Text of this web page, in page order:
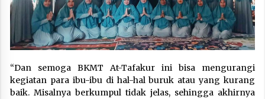
“Dan semoga BKMT At-Tafakur ini bisa mengurangi
kegiatan para ibu-ibu di hal-hal buruk atau yang kurang
baik. Misalnya berkumpul tidak jelas, sehingga akhirnya